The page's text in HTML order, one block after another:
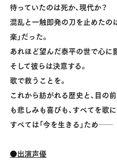
待っていたのは死か、現代か？
混乱と一触即発の刀を止めたの
楽」だった。
あれほど望んだ泰平の世で心に
そして彼らは決意する。
歌で救うことを。
これから紡がれる歴史と、目の
も悲しみも喜びも、すべてを歌に
すべては「今を生きる」ため──
●出演声優